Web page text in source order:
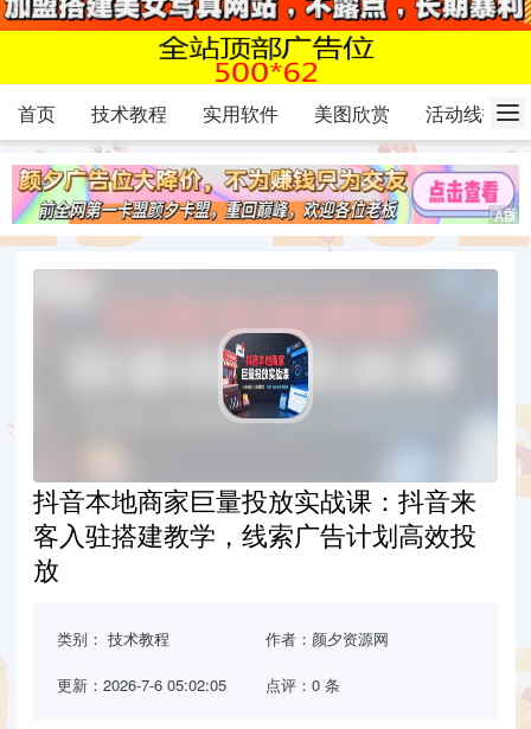
首页 技术教程 实用软件 美图欣赏 活动线报
抖音本地商家巨量投放实战课：抖音来
客入驻搭建教学，线索广告计划高效投
放
类别：技术教程 作者：颜夕资源网
更新：2026-7-6 05:02:05 点评：0 条